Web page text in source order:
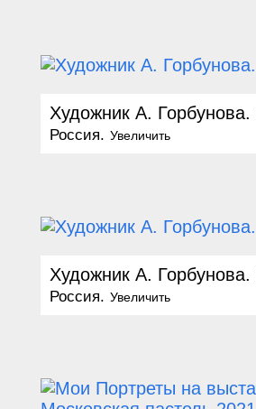
Художник А. Горбунова.
Россия. Увеличить
Художник А. Горбунова.
Россия. Увеличить